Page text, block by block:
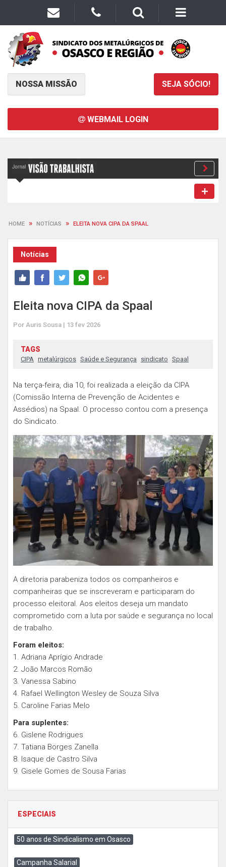
NOSSA MISSÃO SEJA SÓCIO!
WEBMAIL LOGIN
HOME » NOTÍCIAS » ELEITA NOVA CIPA DA SPAAL
Notícias
Eleita nova CIPA da Spaal
Por Auris Sousa | 13 fev 2026
TAGS
CIPA metalúrgicos Saúde e Segurança sindicato Spaal
Na terça-feira, dia 10, foi realizada a eleição da CIPA
(Comissão Interna de Prevenção de Acidentes e
Assédios) na Spaal. O processo contou com a presença
do Sindicato.
A diretoria parabeniza todos os companheiros e
companheiras que se inscreveram e participaram do
processo eleitoral. Aos eleitos deseja um mandato
comprometido com a luta por saúde e segurança no local
de trabalho.
Foram eleitos:
1. Adriana Aprígio Andrade
2. João Marcos Romão
3. Vanessa Sabino
4. Rafael Wellington Wesley de Souza Silva
5. Caroline Farias Melo
Para suplentes:
6. Gislene Rodrigues
7. Tatiana Borges Zanella
8. Isaque de Castro Silva
9. Gisele Gomes de Sousa Farias
ESPECIAIS
50 anos de Sindicalismo em Osasco
Campanha Salarial